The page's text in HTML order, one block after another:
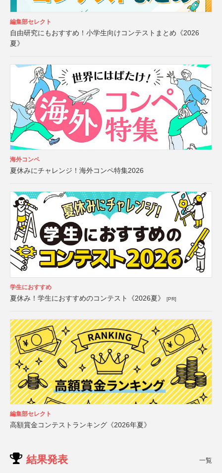
編集部セレクト
自由研究にもおすすめ！小学生向けコンテストまとめ《2026
夏》
海外コンペ
夏休みにチャレンジ！海外コンペ特集2026
学生におすすめ
夏休み！学生におすすめのコンテスト《2026夏》 [PR]
編集部セレクト
高額賞金コンテストランキング《2026年夏》
結果発表 一覧